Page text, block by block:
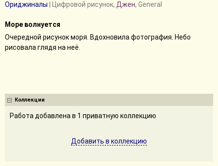
Ориджиналы | Цифровой рисунок, Джен, General
Море волнуется
Очередной рисунок моря. Вдохновила фотография. Небо
рисовала глядя на неё.
Коллекции
Работа добавлена в 1 приватную коллекцию
Добавить в коллекцию